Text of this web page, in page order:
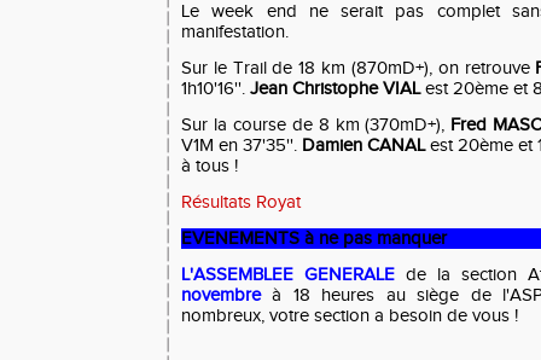
Le week end ne serait pas complet
manifestation.
Sur le Trail de 18 km (870mD+), on retrouve
1h10'16''. Jean Christophe VIALest 20ème et
Sur la course de 8 km (370mD+), Fred
V1M en 37'35''. Damien CANALest 20ème et
à tous !
Résultats Royat
EVENEMENTS à ne pas manquer
L'ASSEMBLEE GENERALE de la section
novembreà 18 heures au siège de
nombreux, votre section a besoin de vous !